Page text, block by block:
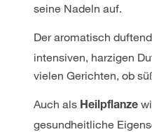
seine Nadeln auf.
Der aromatisch
intensiven, harzigen
vielen Gerichten, ob
Auch als Heilpflanze
gesundheitliche